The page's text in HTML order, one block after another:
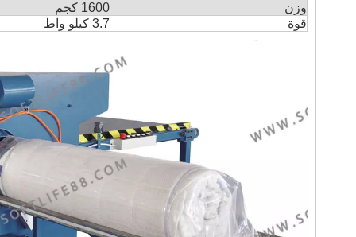
وزن
1600 كجم
قوة
3.7 كيلو واط